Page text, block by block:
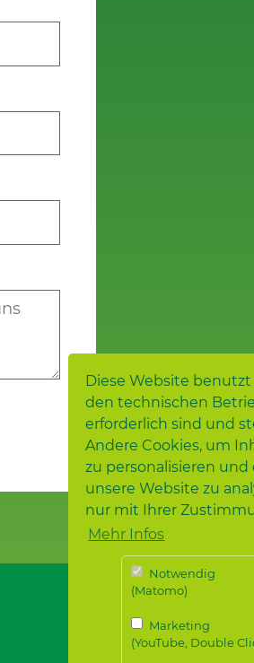
Diese Website benutzt
den technischen
erforderlich sind und
Andere Cookies, um
zu personalisieren und
unsere Website zu
nur mit Ihrer
Mehr Infos
Notwendig
(Matomo)
Marketing
(YouTube, Double